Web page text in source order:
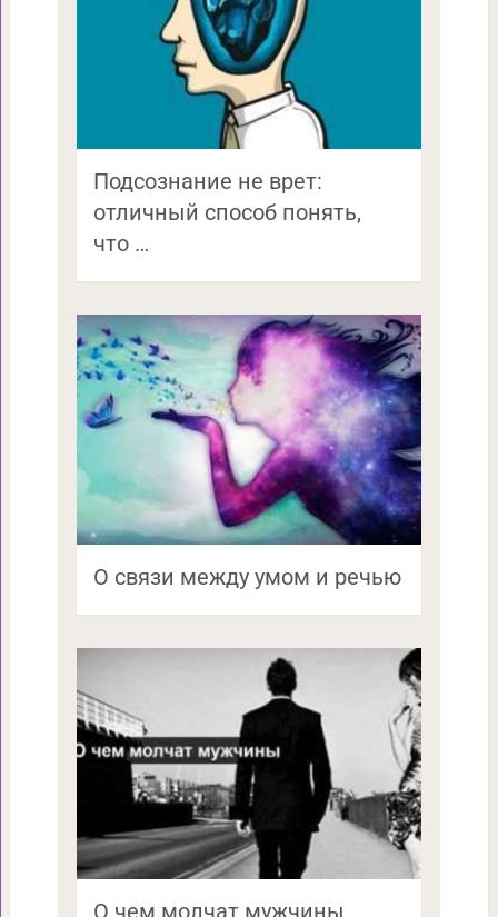
Подсознание не врет:
отличный способ понять,
что …
О связи между умом и речью
О чем молчат мужчины